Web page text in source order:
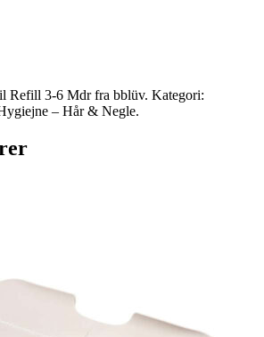
Refill 3-6 Mdr fra bblüv. Kategori:
– Hår & Negle.